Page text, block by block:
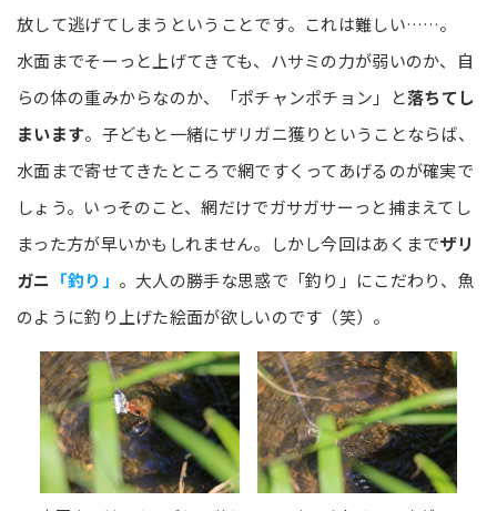
放して逃げてしまうということです。これは難しい……。
水面までそーっと上げてきても、ハサミの力が弱いのか、自
らの体の重みからなのか、「ポチャンポチョン」と落ちてし
まいます。子どもと一緒にザリガニ獲りということならば、
水面まで寄せてきたところで網ですくってあげるのが確実で
しょう。いっそのこと、網だけでガサガサーっと捕まえてし
まった方が早いかもしれません。しかし今回はあくまでザリ
ガニ 「釣り」 。大人の勝手な思惑で「釣り」にこだわり、魚
のように釣り上げた絵面が欲しいのです（笑）。